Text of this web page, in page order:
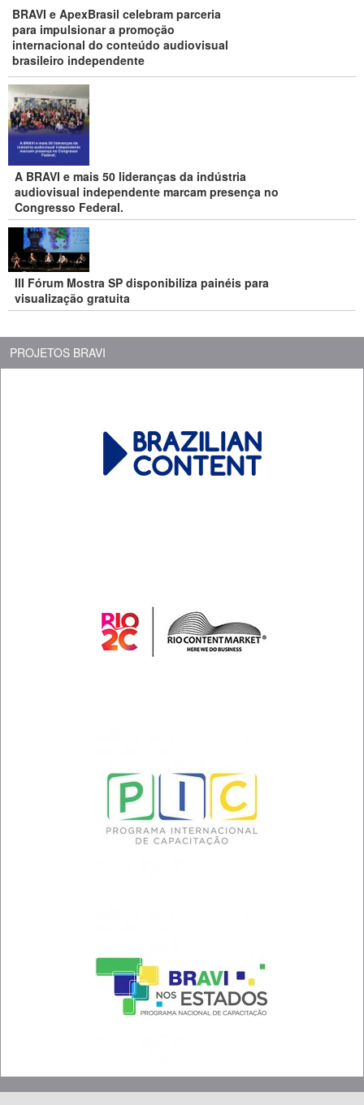
BRAVI e ApexBrasil celebram parceria
para impulsionar a promoção
internacional do conteúdo audiovisual
brasileiro independente
A BRAVI e mais 50 lideranças da indústria
audiovisual independente marcam presença no
Congresso Federal.
III Fórum Mostra SP disponibiliza painéis para
visualização gratuita
PROJETOS BRAVI